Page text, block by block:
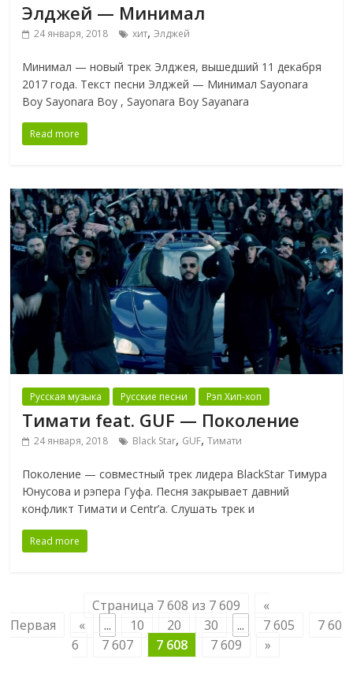
Элджей — Минимал
24 января, 2018 хит,Элджей
Минимал — новый трек Элджея, вышедший 11 декабря
2017 года. Текст песни Элджей — Минимал Sayonara
Boy Sayonara Boy , Sayonara Boy Sayanara
Read more
Русская музыка Русские песни Рэп Хип-хоп
Тимати feat. GUF — Поколение
24 января, 2018 Black Star, GUF,Тимати
Поколение — совместный трек лидера BlackStar Тимура
Юнусова и рэпера Гуфа. Песня закрывает давний
конфликт Тимати и Centr’а. Слушать трек и
Read more
Страница 7 608 из 7 609
«
Первая
« ... 10 20 30 ... 7 605
7 60
6
7 607 7 608 7 609 »